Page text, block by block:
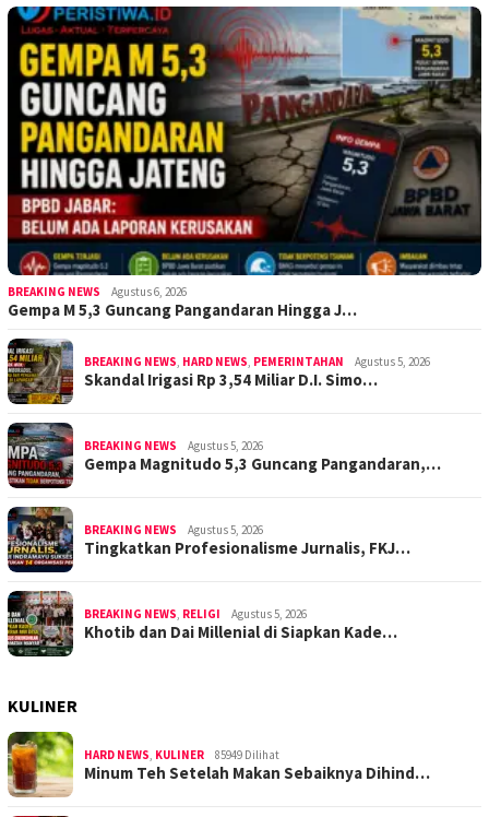
BREAKING NEWS Agustus 6, 2026
Gempa M 5,3 Guncang Pangandaran Hingga J…
BREAKING NEWS, HARD NEWS, PEMERINTAHAN Agustus 5, 2026
Skandal Irigasi Rp 3,54 Miliar D.I. Simo…
BREAKING NEWS Agustus 5, 2026
Gempa Magnitudo 5,3 Guncang Pangandaran,…
BREAKING NEWS Agustus 5, 2026
Tingkatkan Profesionalisme Jurnalis, FKJ…
BREAKING NEWS, RELIGI Agustus 5, 2026
Khotib dan Dai Millenial di Siapkan Kade…
KULINER
HARD NEWS, KULINER 85949 Dilihat
Minum Teh Setelah Makan Sebaiknya Dihind…